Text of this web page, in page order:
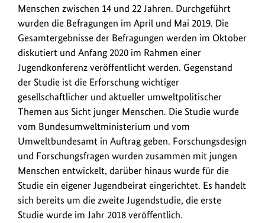
Menschen zwischen 14 und 22 Jahren. Durchgeführt
wurden die Befragungen im April und Mai 2019. Die
Gesamtergebnisse der Befragungen werden im Oktober
diskutiert und Anfang 2020 im Rahmen einer
Jugendkonferenz veröffentlicht werden. Gegenstand
der Studie ist die Erforschung wichtiger
gesellschaftlicher und aktueller umweltpolitischer
Themen aus Sicht junger Menschen. Die Studie wurde
vom Bundesumweltministerium und vom
Umweltbundesamt in Auftrag geben. Forschungsdesign
und Forschungsfragen wurden zusammen mit jungen
Menschen entwickelt, darüber hinaus wurde für die
Studie ein eigener Jugendbeirat eingerichtet. Es handelt
sich bereits um die zweite Jugendstudie, die erste
Studie wurde im Jahr 2018 veröffentlich.